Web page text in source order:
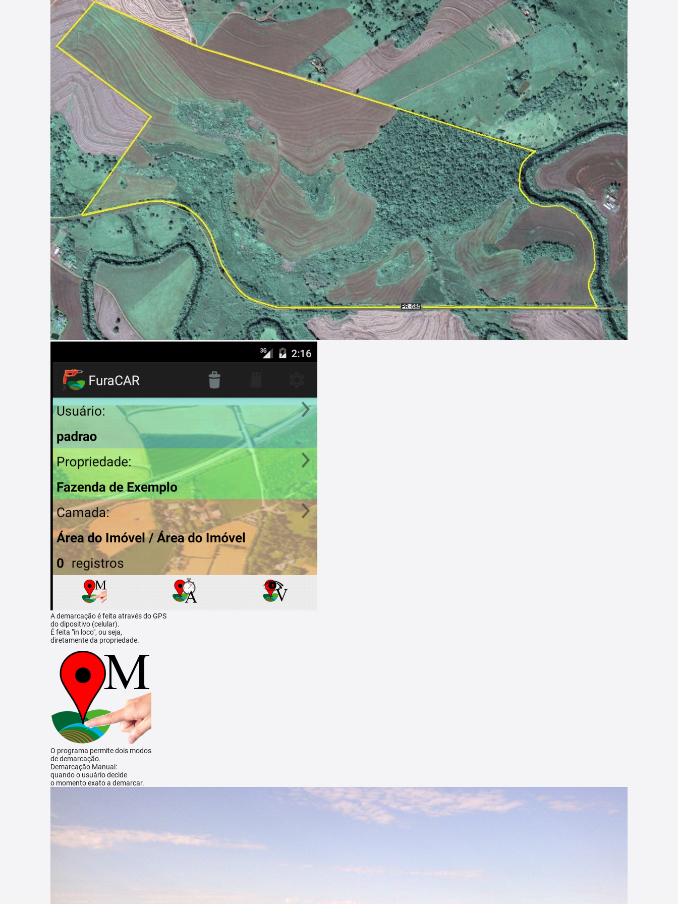
A demarcação é feita através do GPS
do dipositivo (celular).
É feita "in loco", ou seja,
diretamente da propriedade.
O programa permite dois modos
de demarcação.
Demarcação Manual:
quando o usuário decide
o momento exato a demarcar.